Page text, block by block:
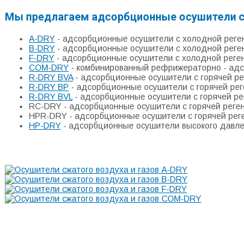
Мы предлагаем адсорбционные осушители
A-DRY - адсорбционные осушители с холодной
B-DRY - адсорбционные осушители с холодной
F-DRY - адсорбционные осушители с холодной
COM-DRY - комбинированный рефрижераторно -
R-DRY BVA- адсорбционные осушители с горячей
R-DRY BP - адсорбционные осушители с горячей
R-DRY BVL - адсорбционные осушители с горячей
RC-DRY - адсорбционные осушители с горячей
HPR-DRY - адсорбционные осушители с горячей
HP-DRY - адсорбционные осушители высокого